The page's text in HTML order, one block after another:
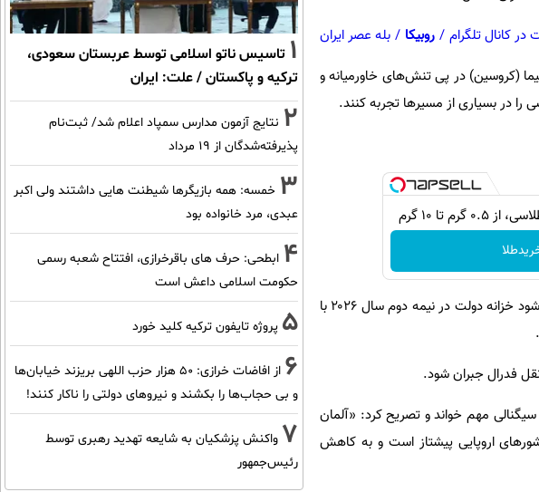
کانال تلگرام / روبیکا / بله عصر ایران
(کروسین) در پی تنش‌های خاورمیانه و
بسیاری از مسیرها تجربه کنند.
تا ۱۰ گرم
این تصمیم، کاهش درآمدهای دولت فدرال را به همراه دارد؛ به‌طوری که پیش‌بینی می‌شود خزانه دولت در نیمه دوم سال ۲۰۲۶ با
مهم خواند و تصریح کرد: «آلمان
اروپایی پیشتاز است و به کاهش
1 تاسیس ناتو اسلامی توسط عربستان سعودی،
ترکیه و پاکستان / علت: ایران
2 نتایج آزمون مدارس سمپاد اعلام شد/ ثبت‌نام
پذیرفته‌شدگان از ۱۹ مرداد
3 خمسه: همه بازیگرها شیطنت هایی داشتند ولی اکبر
عبدی، مرد خانواده بود
4 ابطحی: حرف های باقرخرازی، افتتاح شعبه رسمی
حکومت اسلامی داعش است
5 پروژه تایفون ترکیه کلید خورد
6
از افاضات خرازی: ۵۰ هزار حزب اللهی بریزند خیابان‌ها
و بی حجاب‌ها را بکشند و نیرو‌های دولتی را ناکار کنند!
7 واکنش پزشکیان به شایعه تهدید رهبری توسط
رئیس‌جمهور